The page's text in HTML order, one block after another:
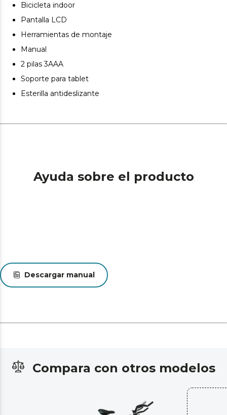
Bicicleta indoor
Pantalla LCD
Herramientas de montaje
Manual
2 pilas 3AAA
Soporte para tablet
Esterilla antideslizante
Ayuda sobre el producto
Descargar manual
Compara con otros modelos